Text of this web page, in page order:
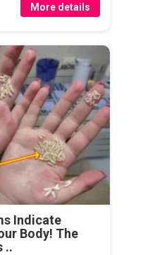
More details
Indicate
Body! The
..